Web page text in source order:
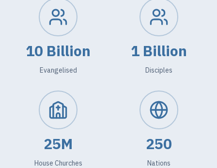
10 Billion
Evangelised
1 Billion
Disciples
25M
House Churches
250
Nations